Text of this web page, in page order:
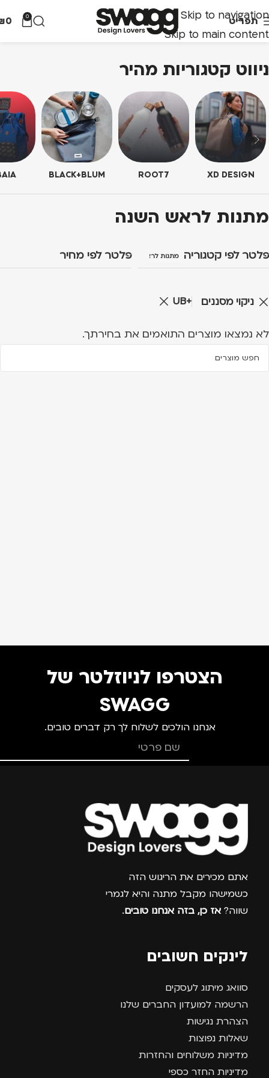
Skip to navigation
Skip to main content
תפריט 0
0
ניווט קטגוריות מהיר
XD DESIGN
ROOT7
BLACK+BLUM
מתנות לראש השנה
פלטר לפי קטגוריה מתנות לראש השנהפלטר לפי מחיר
ניקוי מסננים UB+
לא נמצאו מוצרים התואמים את בחירתך.
הצטרפו לניוזלטר של
SWAGG
אנחנו הולכים לשלוח לך רק דברים טובים.
צרפו אותי למועדון
אתם מכירים את הריגוש הזה
כשמישהו מקבל מתנה והיא לגמרי
שווה? אז כן, בזה אנחנו טובים.
לינקים חשובים
סוואג מיתוג לעסקים
הרשמה למועדון החברים שלנו
הצהרת נגישות
שאלות נפוצות
מדיניות משלוחים והחזרות
מדיניות החזר כספי